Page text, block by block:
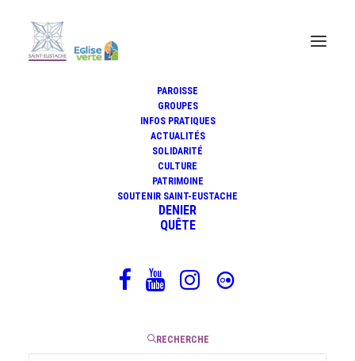
PAROISSE
GROUPES
INFOS PRATIQUES
ACTUALITÉS
SOLIDARITÉ
CULTURE
PATRIMOINE
SOUTENIR SAINT-EUSTACHE
DENIER
QUÊTE
RECHERCHE
Le doute est à l'intérieur de la
foi
22 avril 2022